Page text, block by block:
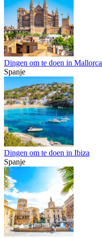
Dingen om te doen in Mallorca
Spanje
Dingen om te doen in Ibiza
Spanje